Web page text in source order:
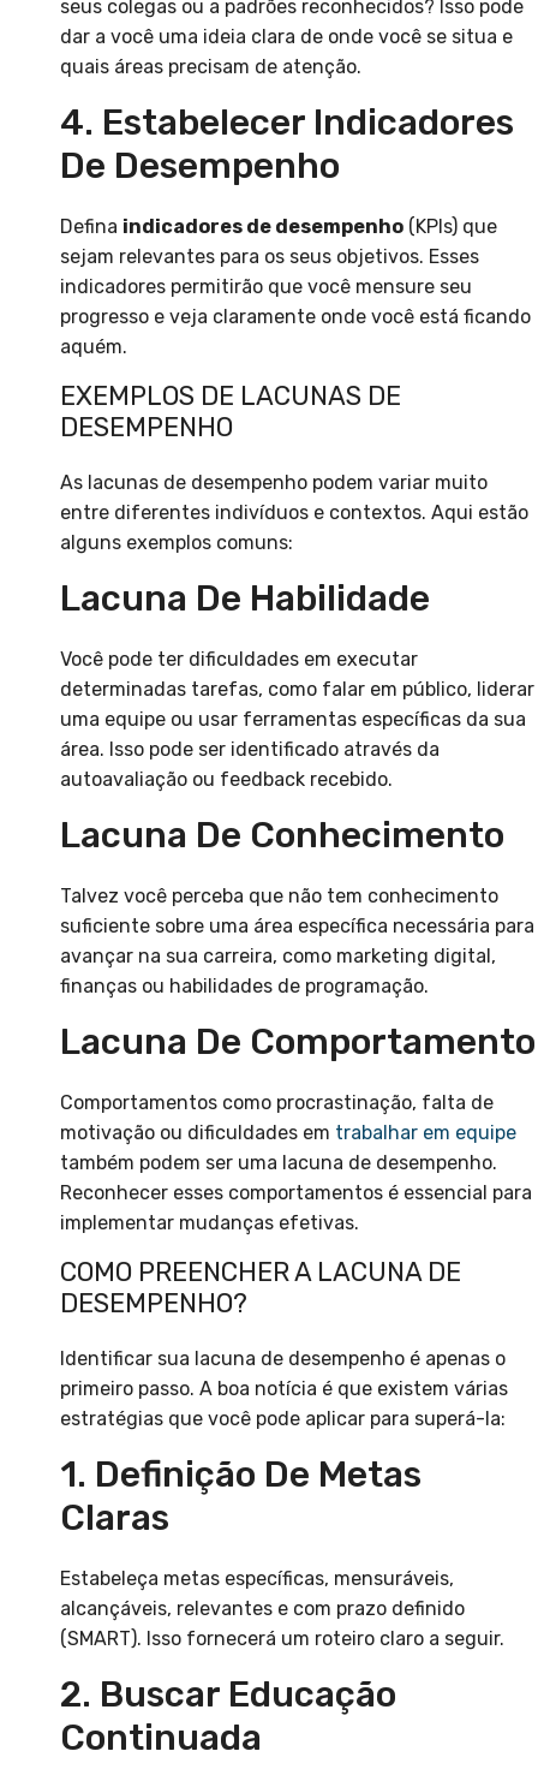
seus colegas ou a padrões reconhecidos? Isso pode
dar a você uma ideia clara de onde você se situa e
quais áreas precisam de atenção.
4. Estabelecer Indicadores
De Desempenho
Defina indicadores de desempenho (KPIs) que
sejam relevantes para os seus objetivos. Esses
indicadores permitirão que você mensure seu
progresso e veja claramente onde você está ficando
aquém.
EXEMPLOS DE LACUNAS DE
DESEMPENHO
As lacunas de desempenho podem variar muito
entre diferentes indivíduos e contextos. Aqui estão
alguns exemplos comuns:
Lacuna De Habilidade
Você pode ter dificuldades em executar
determinadas tarefas, como falar em público, liderar
uma equipe ou usar ferramentas específicas da sua
área. Isso pode ser identificado através da
autoavaliação ou feedback recebido.
Lacuna De Conhecimento
Talvez você perceba que não tem conhecimento
suficiente sobre uma área específica necessária para
avançar na sua carreira, como marketing digital,
finanças ou habilidades de programação.
Lacuna De Comportamento
Comportamentos como procrastinação, falta de
motivação ou dificuldades em trabalhar em equipe
também podem ser uma lacuna de desempenho.
Reconhecer esses comportamentos é essencial para
implementar mudanças efetivas.
COMO PREENCHER A LACUNA DE
DESEMPENHO?
Identificar sua lacuna de desempenho é apenas o
primeiro passo. A boa notícia é que existem várias
estratégias que você pode aplicar para superá-la:
1. Definição De Metas
Claras
Estabeleça metas específicas, mensuráveis,
alcançáveis, relevantes e com prazo definido
(SMART). Isso fornecerá um roteiro claro a seguir.
2. Buscar Educação
Continuada